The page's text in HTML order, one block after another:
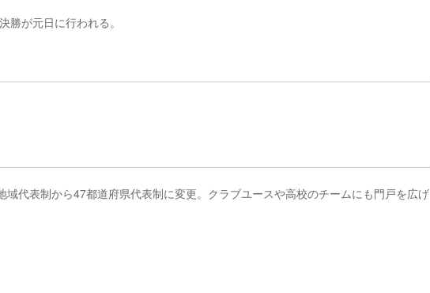
勝が元日に行われる。
代表制から47都道府県代表制に変更。クラブユースや高校のチームにも門戸を広げ